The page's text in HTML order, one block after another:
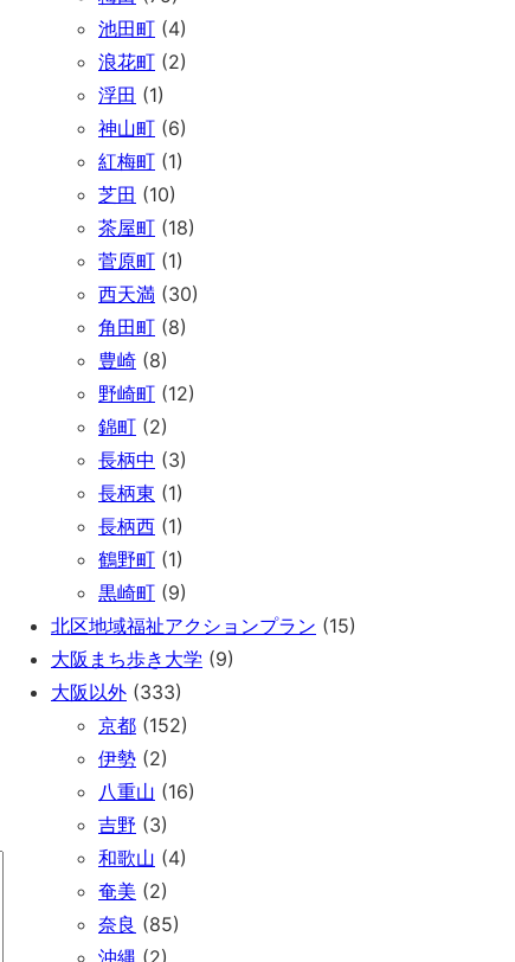
池田町 (4)
浪花町 (2)
浮田 (1)
神山町 (6)
紅梅町 (1)
芝田 (10)
茶屋町 (18)
菅原町 (1)
西天満 (30)
角田町 (8)
豊崎 (8)
野崎町 (12)
錦町 (2)
長柄中 (3)
長柄東 (1)
長柄西 (1)
鶴野町 (1)
黒崎町 (9)
北区地域福祉アクションプラン (15)
大阪まち歩き大学 (9)
大阪以外 (333)
京都 (152)
伊勢 (2)
八重山 (16)
吉野 (3)
和歌山 (4)
奄美 (2)
奈良 (85)
沖縄 (2)